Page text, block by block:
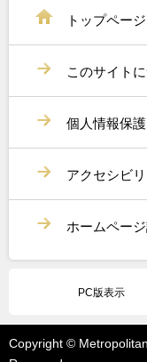
トップペー
このサイト
個人情報保護
アクセシビ
ホームペー
PC版表示
Copyright ©